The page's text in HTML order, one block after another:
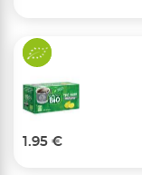
1.95 €